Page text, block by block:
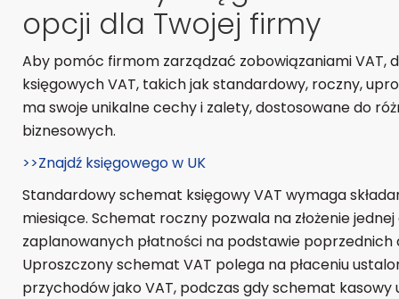
opcji dla Twojej firmy
Aby pomóc firmom zarządzać zobowiązaniami VAT,
księgowych VAT, takich jak standardowy, roczny,
ma swoje unikalne cechy i zalety, dostosowane do
biznesowych.
>>Znajdź księgowego w UK
Standardowy schemat księgowy VAT wymaga
miesiące. Schemat roczny pozwala na złożenie
zaplanowanych płatności na podstawie poprzednich
Uproszczony schemat VAT polega na płaceniu
przychodów jako VAT, podczas gdy schemat kasowy